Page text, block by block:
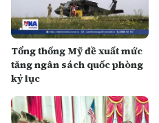
Tổng thống Mỹ đề xuất mức
tăng ngân sách quốc phòng
kỷ lục